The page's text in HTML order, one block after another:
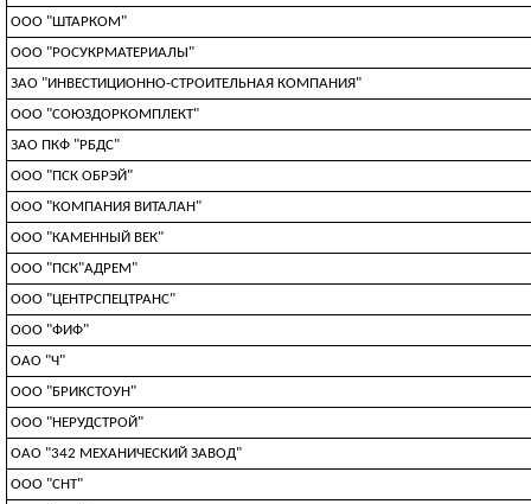
ООО "ШТАРКОМ"
ООО "РОСУКРМАТЕРИАЛЫ"
ЗАО "ИНВЕСТИЦИОННО-СТРОИТЕЛЬНАЯ КОМПАНИЯ"
ООО "СОЮЗДОРКОМПЛЕКТ"
ЗАО ПКФ "РБДС"
ООО "ПСК ОБРЭЙ"
ООО "КОМПАНИЯ ВИТАЛАН"
ООО "КАМЕННЫЙ ВЕК"
ООО "ПСК"АДРЕМ"
ООО "ЦЕНТРСПЕЦТРАНС"
ООО "ФИФ"
ОАО "Ч"
ООО "БРИКСТОУН"
ООО "НЕРУДСТРОЙ"
ОАО "342 МЕХАНИЧЕСКИЙ ЗАВОД"
ООО "СНТ"